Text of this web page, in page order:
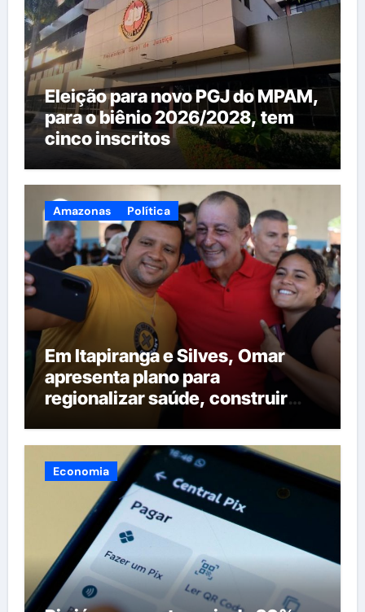
Eleição para novo PGJ do MPAM,
para o biênio 2026/2028, tem
cinco inscritos
Amazonas Política
Em Itapiranga e Silves, Omar
apresenta plano para
regionalizar saúde, construir
maternidades e hospital regional
em Itacoatiara
Economia